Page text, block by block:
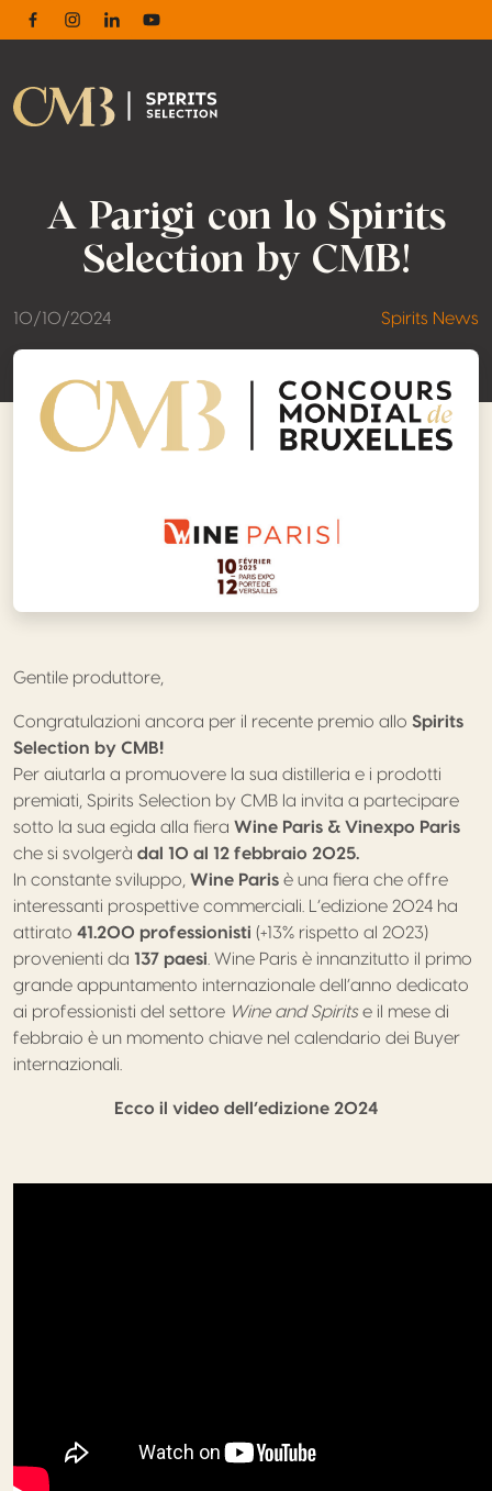
FacebookInstagram
LinkedinYoutube
A Parigi con lo Spirits
Selection by CMB!
10/10/2024 Spirits News
Gentile produttore,
Congratulazioni ancora per il recente premio allo Spirits
Selection by CMB!
Per aiutarla a promuovere la sua distilleria e i prodotti
premiati, Spirits Selection by CMB la invita a partecipare
sotto la sua egida alla fiera Wine Paris & Vinexpo Paris
che si svolgerà dal 10 al 12 febbraio 2025.
In constante sviluppo, Wine Paris è una fiera che offre
interessanti prospettive commerciali. L’edizione 2024 ha
attirato 41.200 professionisti (+13% rispetto al 2023)
provenienti da 137 paesi . Wine Paris è innanzitutto il primo
grande appuntamento internazionale dell’anno dedicato
ai professionisti del settore Wine andSpiritse il mese di
febbraio è un momento chiave nel calendario dei Buyer
internazionali.
Ecco il video dell’edizione 2024